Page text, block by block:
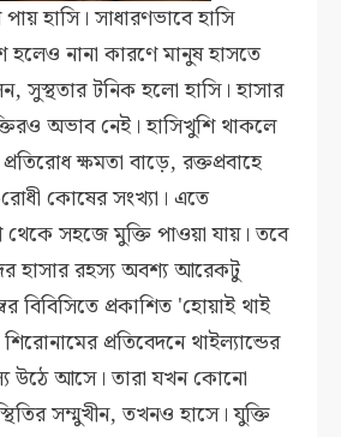
হাসি। সাধারণভাবে হাসি
হলেও নানা কারণে মানুষ হাসতে
সুস্থতার টনিক হলো হাসি। হাসার
অভাব নেই। হাসিখুশি থাকলে
ক্ষমতা বাড়ে, রক্তপ্রবাহে
কোষের সংখ্যা। এতে
সহজে মুক্তি পাওয়া যায়। তবে
হাসার রহস্য অবশ্য আরেকটু
বিবিসিতে প্রকাশিত 'হোয়াই থাই
প্রতিবেদনে থাইল্যান্ডের
উঠে আসে। তারা যখন কোনো
সম্মুখীন, তখনও হাসে। যুক্তি